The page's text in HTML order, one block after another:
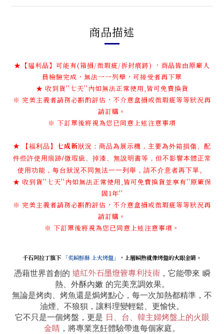
商品描述
★【福利品】可能有(箱損/微瑕疵/拆封痕跡) ，商品皆由原廠人
員檢驗完成，無法一一列舉，可接受者再下單
★ 收到貨''七天''內如無法正常使用,皆可免費換貨
※ 完美主義者請務必斟酌評估，不介意盒損或微瑕疵等等狀況再
請訂購。
※ 下訂單後將視為您已同意上述注意事項
★ 【福利品 】 七成新狀況：商品為展示機，主要為外箱損傷、配
件些許使用痕跡/微瑕疵、掉漆 、無說明書等 ，但不影響本體正常
使用功能，每台狀況不同無法一一列舉，請不介意者再下單。
★ 收到貨''七天''內如無法正常使用,皆可免費換貨並享有''原廠保
固1年''
※ 完美主義者請務必斟酌評估，不介意盒損或微瑕疵等等狀況再
請訂購。
※ 下訂單後將視為您已同意上述注意事項。
千石阿拉丁旗下 「炙瞬鮮酥 上火烤盤」 ，上層瞬熱就像烤盤的火眼金睛。
憑藉世界首創的 遠紅外石墨燈管專利技術，它能帶來 瞬
熱、外酥內嫩 的完美烹調效果。
無論是烤肉、烤魚還是焗烤點心，每一次加熱都精準，不
油煙、不狼狽，讓料理變輕鬆、更愉快。
它不只是一個烤盤，更是 日、台、韓主婦烤盤上的火眼
金睛 ，將專業烹飪體驗帶進每個家庭。